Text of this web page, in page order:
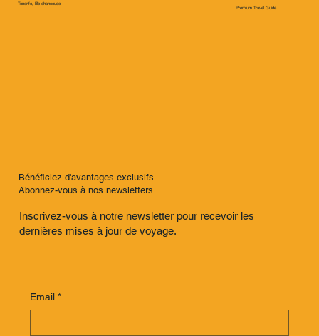
Tenerife, l'île chanceuse
Bénéficiez d'avantages exclusifs
Abonnez-vous à nos newsletters
Inscrivez-vous à notre newsletter pour recevoir les
dernières mises à jour de voyage.
Email *
Premium Travel Guide